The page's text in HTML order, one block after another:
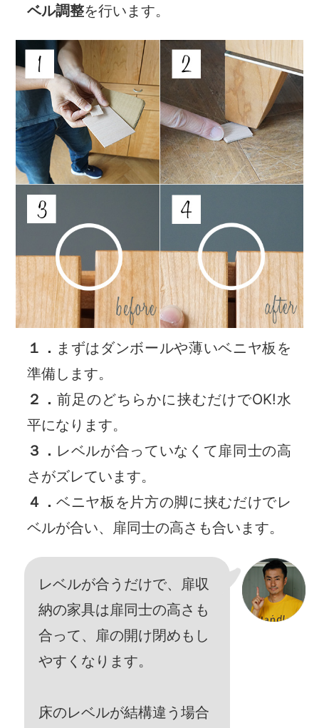
ベル調整を行います。
１． まずはダンボールや薄いベニヤ板を
準備します。
２．前足のどちらかに挟むだけでOK!水
平になります。
３． レベルが合っていなくて扉同士の高
さがズレています。
４．ベニヤ板を片方の脚に挟むだけでレ
ベルが合い、扉同士の高さも合います。
レベルが合うだけで、扉収
納の家具は扉同士の高さも
合って、扉の開け閉めもし
やすくなります。
床のレベルが結構違う場合